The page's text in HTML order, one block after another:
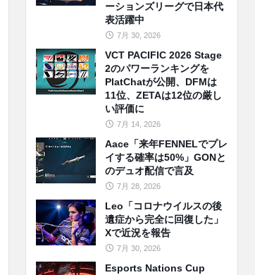
ーションズリーグで日本代
表活躍中
7月 30, 2026
VCT PACIFIC 2026 Stage
2のパワーランキングを
PlatChatが公開、DFMは
11位、ZETAは12位の厳し
い評価に
7月 14, 2026
Aace「来年FENNELでプレ
イする確率は50%」GONと
のデュオ配信で言及
7月 28, 2026
Leo「コロナウイルスの後
遺症から完全に回復した」
Xで近況を報告
7月 30, 2026
Esports Nations Cup